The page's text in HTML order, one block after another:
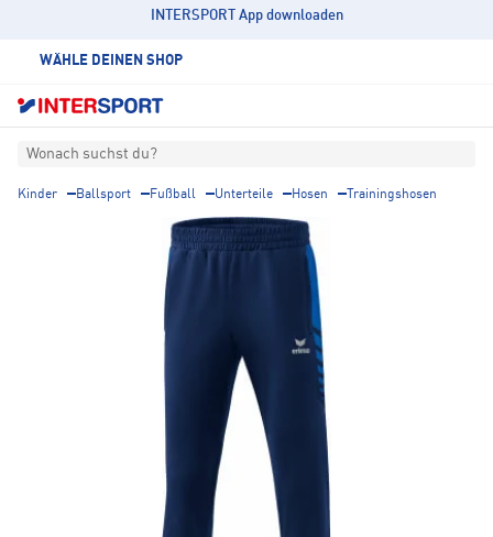
INTERSPORT App downloaden
WÄHLE DEINEN SHOP
Wonach suchst du?
Kinder Ballsport Fußball Unterteile Hosen Trainingshosen